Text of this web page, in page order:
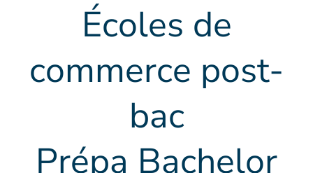
Écoles de
commerce post-
bac
Prépa Bachelor